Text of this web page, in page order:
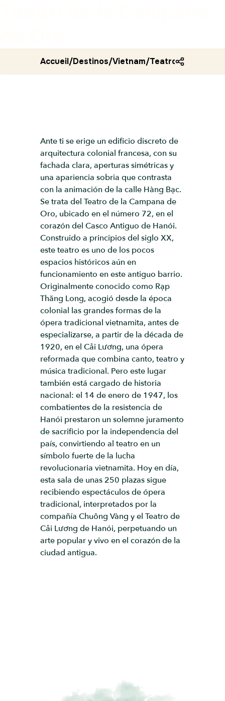
Accueil/Destinos/Vietnam/Teatro de la
Ante ti se erige un edificio discreto de
arquitectura colonial francesa, con su
fachada clara, aperturas simétricas y
una apariencia sobria que contrasta
con la animación de la calle Hàng Bạc.
Se trata del Teatro de la Campana de
Oro, ubicado en el número 72, en el
corazón del Casco Antiguo de Hanói.
Construido a principios del siglo XX,
este teatro es uno de los pocos
espacios históricos aún en
funcionamiento en este antiguo barrio.
Originalmente conocido como Rạp
Thăng Long, acogió desde la época
colonial las grandes formas de la
ópera tradicional vietnamita, antes de
especializarse, a partir de la década de
1920, en el Cải Lương, una ópera
reformada que combina canto, teatro y
música tradicional. Pero este lugar
también está cargado de historia
nacional: el 14 de enero de 1947, los
combatientes de la resistencia de
Hanói prestaron un solemne juramento
de sacrificio por la independencia del
país, convirtiendo al teatro en un
símbolo fuerte de la lucha
revolucionaria vietnamita. Hoy en día,
esta sala de unas 250 plazas sigue
recibiendo espectáculos de ópera
tradicional, interpretados por la
compañía Chuông Vàng y el Teatro de
Cải Lương de Hanói, perpetuando un
arte popular y vivo en el corazón de la
ciudad antigua.